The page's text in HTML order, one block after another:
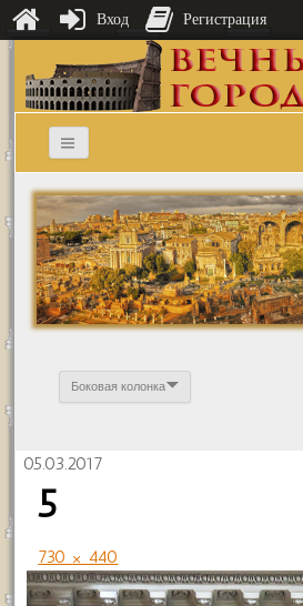
Боковая колонка
05.03.2017
5
730 × 440
Вход Регистрация